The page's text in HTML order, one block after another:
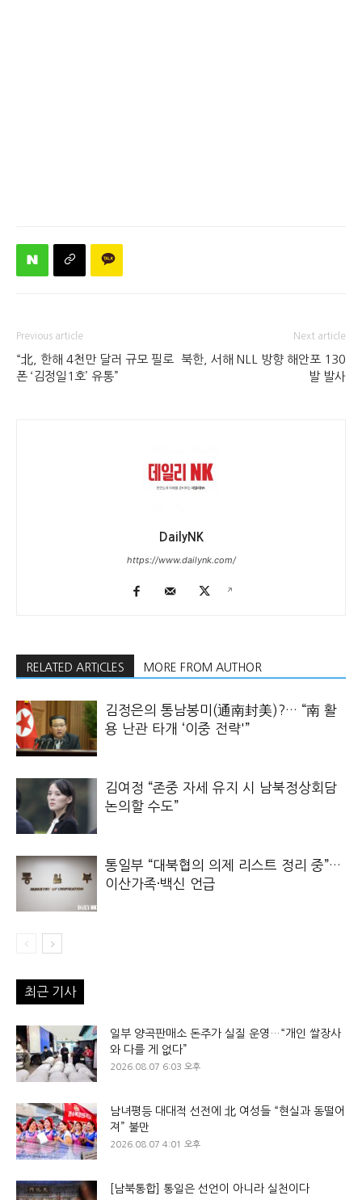
Previous article
“北, 한해 4천만 달러 규모 필로
폰 ‘김정일1호’ 유통”
Next article
북한, 서해 NLL 방향 해안포 130
발 발사
DailyNK
https://www.dailynk.com/
RELATED ARTICLES MORE FROM AUTHOR
김정은의 통남봉미(通南封美)?… “南 활
용 난관 타개 ‘이중 전략'”
김여정 “존중 자세 유지 시 남북정상회담
논의할 수도”
통일부 “대북협의 의제 리스트 정리 중”…
이산가족·백신 언급
최근 기사
일부 양곡판매소 돈주가 실질 운영…“개인 쌀장사
와 다를 게 없다”
2026.08.07 6:03 오후
남녀평등 대대적 선전에 北 여성들 “현실과 동떨어
져” 불만
2026.08.07 4:01 오후
[남북통합] 통일은 선언이 아니라 실천이다